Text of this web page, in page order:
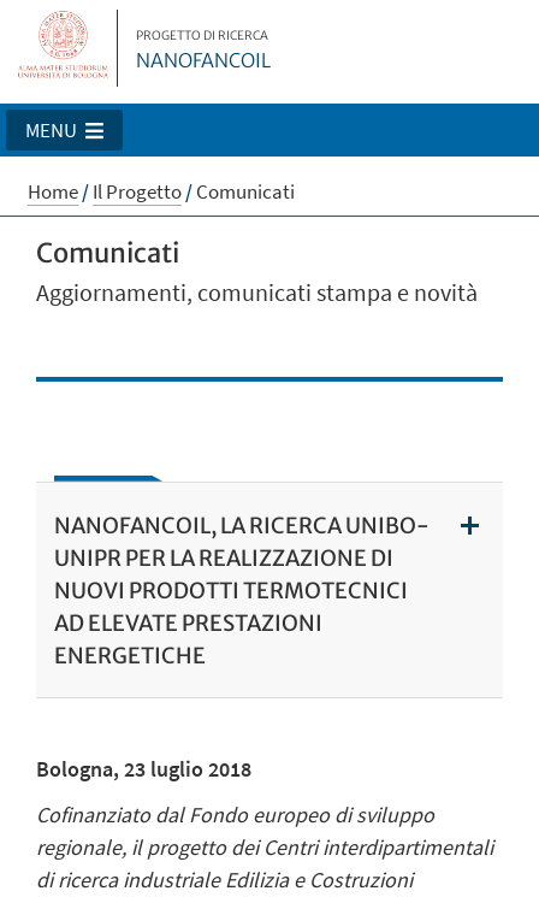
PROGETTO DI RICERCA
NANOFANCOIL
MENU
Home/Il Progetto/Comunicati
Comunicati
Aggiornamenti, comunicati stampa e novità
NANOFANCOIL, LA RICERCA UNIBO-
UNIPR PER LA REALIZZAZIONE DI
NUOVI PRODOTTI TERMOTECNICI
AD ELEVATE PRESTAZIONI
ENERGETICHE
Bologna, 23 luglio 2018
Cofinanziato dal Fondo europeo di sviluppo
regionale, il progetto dei Centri interdipartimentali
di ricerca industriale Edilizia e Costruzioni